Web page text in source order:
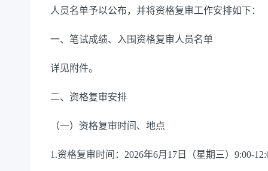
人员名单予以公布，并将资格复审工作安排如下：
一、笔试成绩、入围资格复审人员名单
详见附件。
二、资格复审安排
（一）资格复审时间、地点
1.资格复审时间：2026年6月17日（星期三）9:00-